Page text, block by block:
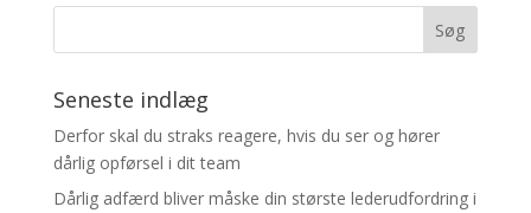
Seneste indlæg
Derfor skal du straks reagere, hvis du ser og hører
dårlig opførsel i dit team
Dårlig adfærd bliver måske din største lederudfordring i